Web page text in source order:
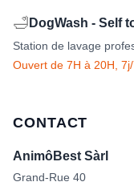
🛁 DogWash - Self
Station de lavage
Ouvert de 7H à 20H,
CONTACT
AnimôBest Sàrl
Grand-Rue 40